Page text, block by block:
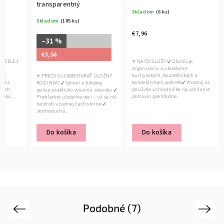
CELEJ
–
a
transparentný
Skladom (105 ks)
–31 %
€3,56
Do košíka
⭐ PREČO SI ZAOBSTARAŤ ÚLOŽNÝ
KOŠ INVA? ✔ Vytvorí z hlbokej
police praktickú výsuvnú zásuvku ✔
Prehľadné uloženie vecí – už sa nič
nestratí v zadnej časti skrine ✔
Jednoduchá...
Skladom (6 ks)
€7,96
Do košíka
⭐ NA ČO SLÚŽI?✔ Uľahčuje
organizáciu a ukladanie
kuchynských, kozmetických a
kancelárskych potrieb✔ Vhodný na
použitie v chladničke na udržanie
potravín prehľadne
Podobné (7)
Previous Next